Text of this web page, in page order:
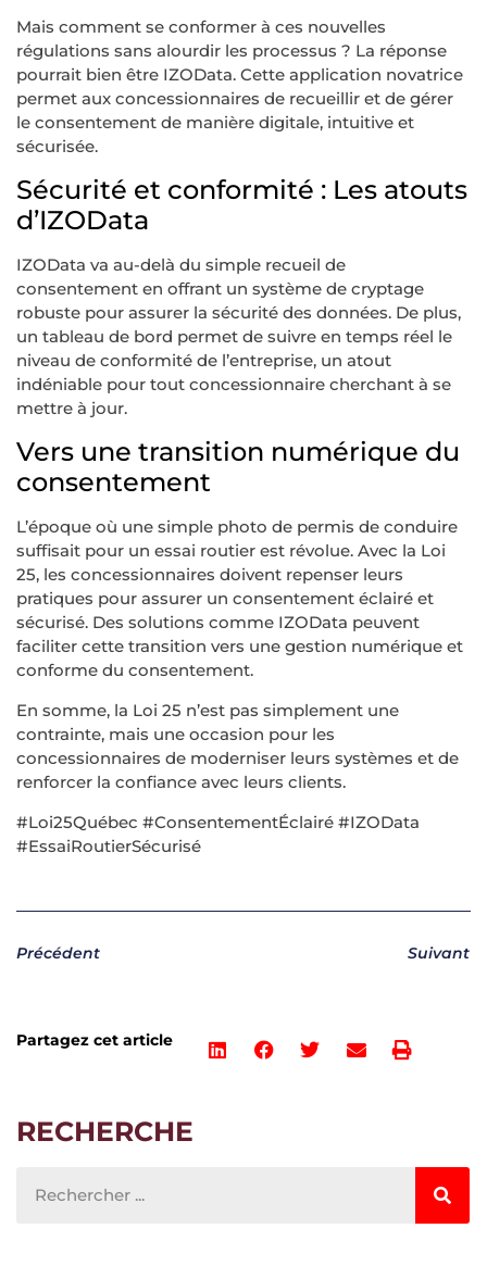
Mais comment se conformer à ces nouvelles
régulations sans alourdir les processus ? La réponse
pourrait bien être IZOData. Cette application novatrice
permet aux concessionnaires de recueillir et de gérer
le consentement de manière digitale, intuitive et
sécurisée.
Sécurité et conformité : Les atouts
d’IZOData
IZOData va au-delà du simple recueil de
consentement en offrant un système de cryptage
robuste pour assurer la sécurité des données. De plus,
un tableau de bord permet de suivre en temps réel le
niveau de conformité de l’entreprise, un atout
indéniable pour tout concessionnaire cherchant à se
mettre à jour.
Vers une transition numérique du
consentement
L’époque où une simple photo de permis de conduire
suffisait pour un essai routier est révolue. Avec la Loi
25, les concessionnaires doivent repenser leurs
pratiques pour assurer un consentement éclairé et
sécurisé. Des solutions comme IZOData peuvent
faciliter cette transition vers une gestion numérique et
conforme du consentement.
En somme, la Loi 25 n’est pas simplement une
contrainte, mais une occasion pour les
concessionnaires de moderniser leurs systèmes et de
renforcer la confiance avec leurs clients.
#Loi25Québec #ConsentementÉclairé #IZOData
#EssaiRoutierSécurisé
Précédent Suivant
Partagez cet article
RECHERCHE